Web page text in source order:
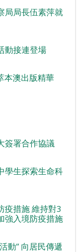
局局長伍素萍就
動接連登場
本澳出版精華
簽署合作協議
學生探索生命科
疫措施 維持對3
強入境防疫措施
動” 向居民傳遞